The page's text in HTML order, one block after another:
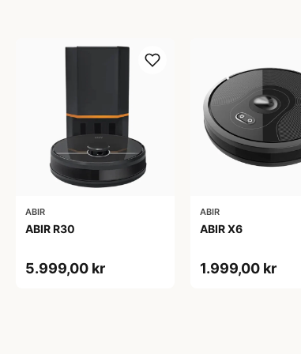
ABIR
ABIR R30
5.999,00 kr
ABIR
ABIR X6
1.999,00 kr